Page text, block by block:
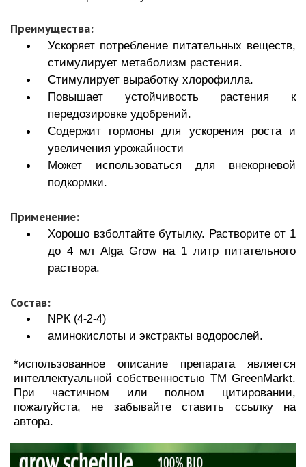
Преимущества:
Ускоряет потребление питательных веществ,
стимулирует метаболизм растения.
Стимулирует выработку хлорофилла.
Повышает устойчивость растения к
передозировке удобрений.
Содержит гормоны для ускорения роста и
увеличения урожайности
Может использоваться для внекорневой
подкормки.
Применение:
Хорошо взболтайте бутылку. Растворите от 1
до 4 мл Alga Grow на 1 литр питательного
раствора.
Состав:
NPK (4-2-4)
аминокислоты и экстракты водорослей.
*использованное описание препарата является
интеллектуальной собственностью TM GreenMarkt.
При частичном или полном цитировании,
пожалуйста, не забывайте ставить ссылку на
автора.